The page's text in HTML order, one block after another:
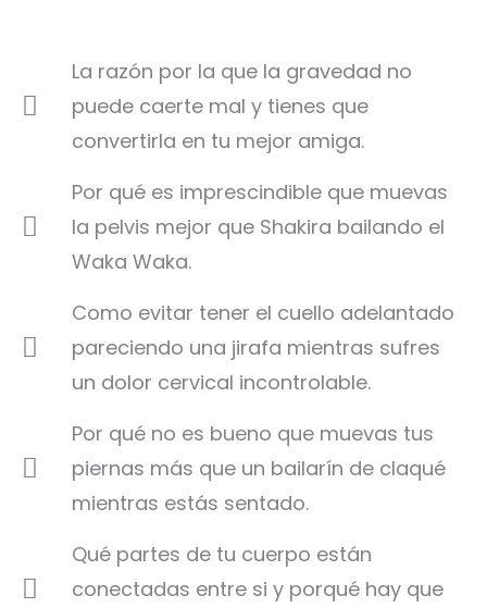
c
La razón por la que la gravedad no
puede caerte mal y tienes que
convertirla en tu mejor amiga.
Por qué es imprescindible que muevas
la pelvis mejor que Shakira bailando el
Waka Waka.
Como evitar tener el cuello adelantado
pareciendo una jirafa mientras sufres
un dolor cervical incontrolable.
Por qué no es bueno que muevas tus
piernas más que un bailarín de claqué
mientras estás sentado.
Qué partes de tu cuerpo están
conectadas entre si y porqué hay que